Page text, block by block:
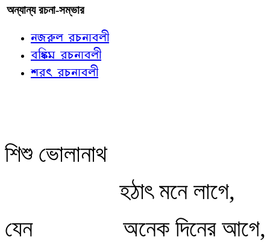
অন্যান্য রচনা-সম্ভার
নজরুল রচনাবলী
বঙ্কিম রচনাবলী
শরৎ রচনাবলী
শিশু ভোলানাথ
হঠাৎ মনে লাগে,
যেন
অনেক দিনের আগে,